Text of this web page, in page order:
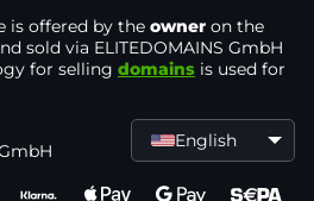
is offered by the owner on the
sold via ELITEDOMAINS GmbH
for selling domains is used for
English